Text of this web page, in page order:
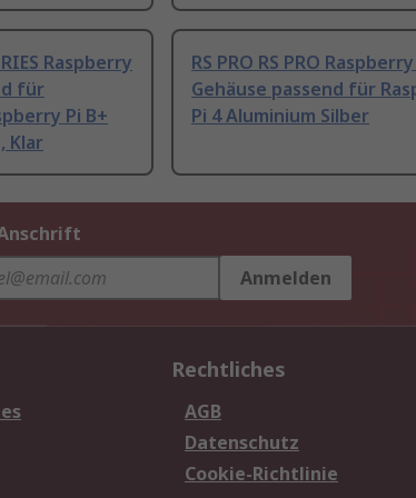
Raspberry
für
Pi B+
Klar
RS PRO RS PRO
Gehäuse passend für
Pi 4 Aluminium Silber
Anmelden
Rechtliches
AGB
Datenschutz
Cookie-Richtlinie